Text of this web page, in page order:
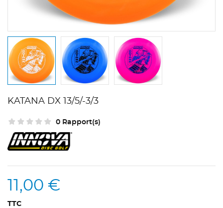
KATANA DX 13/5/-3/3
0 Rapport(s)
11,00 €
TTC